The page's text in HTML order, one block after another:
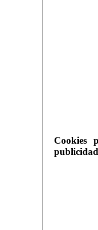
Cookies
publicidad